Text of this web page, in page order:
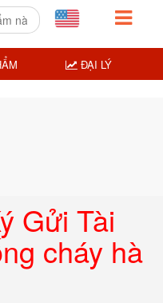
Gửi Tài
cháy hà
ĐẠI LÝ